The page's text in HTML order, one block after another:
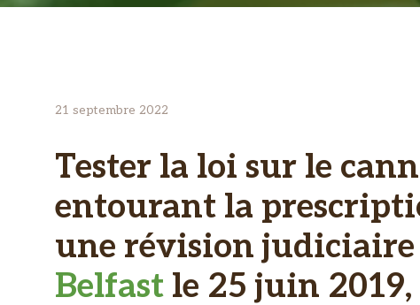
21 septembre 2022
Tester la loi sur le
entourant la
une révision judiciaire
Belfast le 25 juin